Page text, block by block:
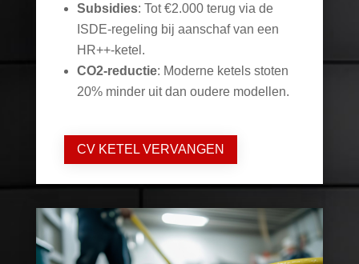
Subsidies: Tot €2.000 terug via de
ISDE-regeling bij aanschaf van een
HR++-ketel.
CO2-reductie: Moderne ketels stoten
20% minder uit dan oudere modellen.
CV KETEL VERVANGEN